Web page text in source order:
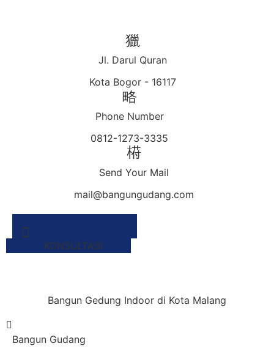
Jl. Darul Quran
Kota Bogor - 16117
Phone Number
0812-1273-3335
Send Your Mail
mail@bangungudang.com
KONSULTASI
Bangun Gedung Indoor di Kota Malang
Bangun Gudang